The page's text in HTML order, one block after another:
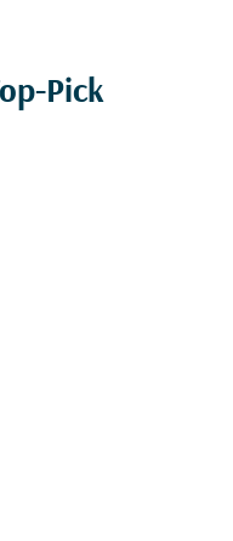
Pick